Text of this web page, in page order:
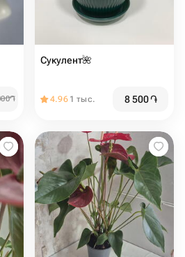
֏
Сукулент🌺
4.96 1 тыс. 8 500֏